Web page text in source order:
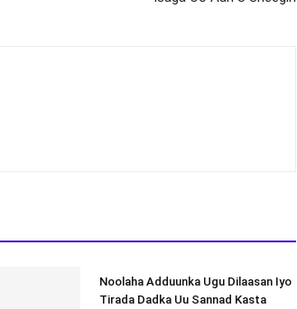
Noolaha Adduunka Ugu Dilaasan Iyo
Tirada Dadka Uu Sannad Kasta